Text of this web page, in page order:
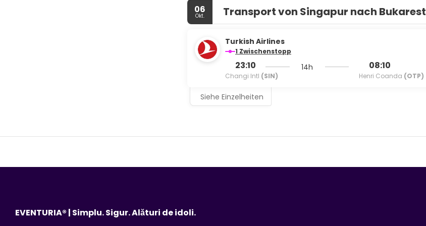
06
Okt. Transport von Singapur nach Bukarest
Turkish Airlines
1 Zwischenstopp
23:10
Changi Intl (SIN)
14h 08:10
Henri Coanda (OTP)
Siehe Einzelheiten
EVENTURIA® | Simplu. Sigur. Alături de idoli.